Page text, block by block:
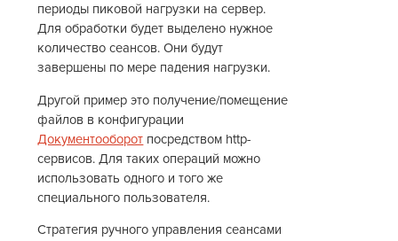
периоды пиковой нагрузки на сервер.
Для обработки будет выделено нужное
количество сеансов. Они будут
завершены по мере падения нагрузки.
Другой пример это получение/помещение
файлов в конфигурации
Документооборот посредством http-
сервисов. Для таких операций можно
использовать одного и того же
специального пользователя.
Стратегия ручного управления сеансами